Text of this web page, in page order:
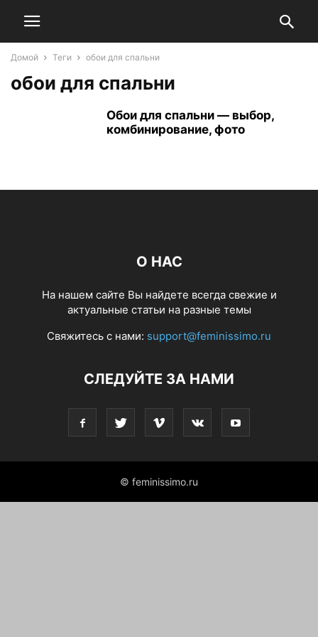
Домой Теги обои для спальни
обои для спальни
Обои для спальни — выбор,
комбинирование, фото
О НАС
На нашем сайте Вы найдете всегда свежие и
актуальные статьи на разные темы
Свяжитесь с нами: support@feminissimo.ru
СЛЕДУЙТЕ ЗА НАМИ
© feminissimo.ru